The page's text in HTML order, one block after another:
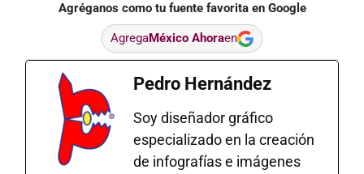
Agréganos como tu fuente favorita en Google
AgregaMéxico Ahoraen
Pedro Hernández
Soy diseñador gráfico
especializado en la creación
de infografías e imágenes